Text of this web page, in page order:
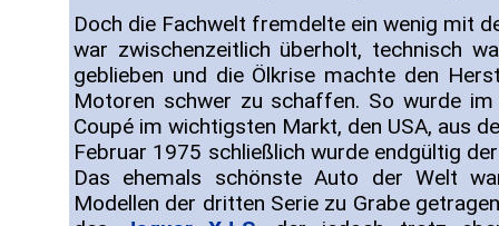
Doch die Fachwelt fremdelte ein wenig mit
war zwischenzeitlich überholt, technisch
geblieben und die Ölkrise machte den
Motoren schwer zu schaffen. So wurde
Coupé im wichtigsten Markt, den USA, aus
Februar 1975 schließlich wurde endgültig
Das ehemals schönste Auto der Welt
Modellen der dritten Serie zu Grabe